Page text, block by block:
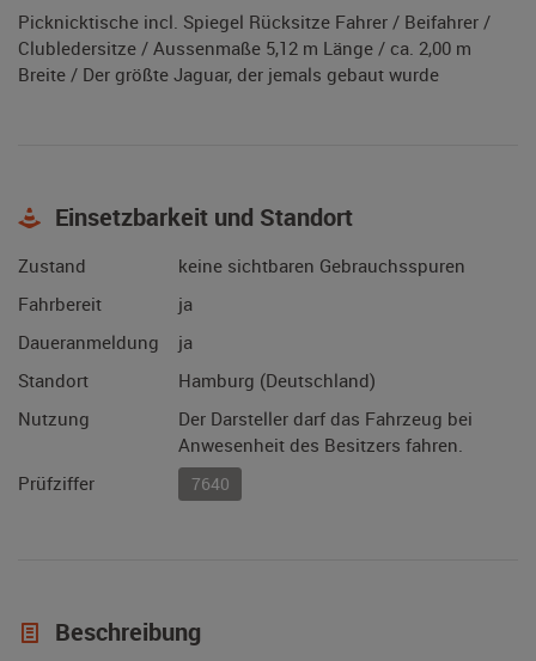
Picknicktische incl. Spiegel Rücksitze Fahrer / Beifahrer /
Clubledersitze / Aussenmaße 5,12 m Länge / ca. 2,00 m
Breite / Der größte Jaguar, der jemals gebaut wurde
Einsetzbarkeit und Standort
Zustand
keine sichtbaren Gebrauchsspuren
Fahrbereit
ja
Daueranmeldung
ja
Standort
Hamburg (Deutschland)
Nutzung
Der Darsteller darf das Fahrzeug bei
Anwesenheit des Besitzers fahren.
Prüfziffer
7640
Beschreibung